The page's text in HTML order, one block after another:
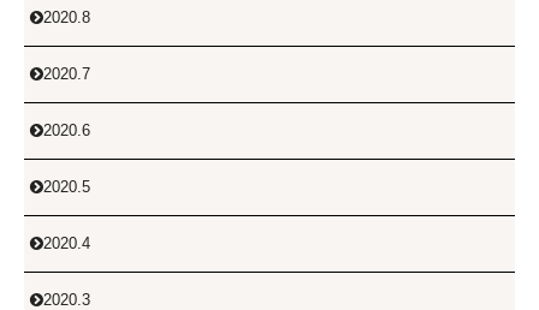
2020.8
2020.7
2020.6
2020.5
2020.4
2020.3